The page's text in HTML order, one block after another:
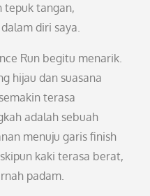
tepuk tangan,
diri saya.
Run begitu menarik.
hijau dan suasana
terasa
adalah sebuah
menuju garis finish
kaki terasa berat,
padam.